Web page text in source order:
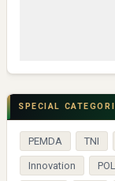
SPECIAL
PEMDA TNI
Innovation